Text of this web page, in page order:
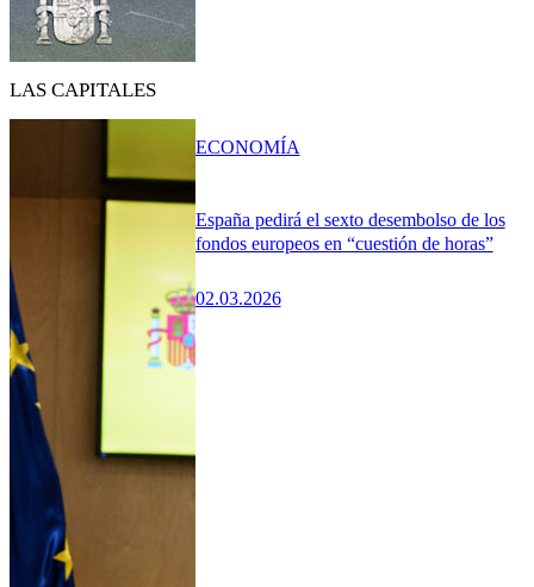
LAS CAPITALES
España pedirá el sexto desembolso de los
fondos europeos en “cuestión de horas”
02.03.2026
ECONOMÍA